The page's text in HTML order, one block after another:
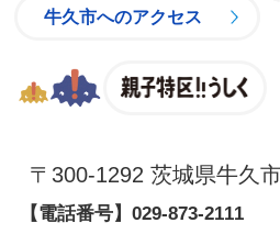
牛久市へのアクセス
〒300-1292 茨城県牛久
【電話番号】 029-873-2111